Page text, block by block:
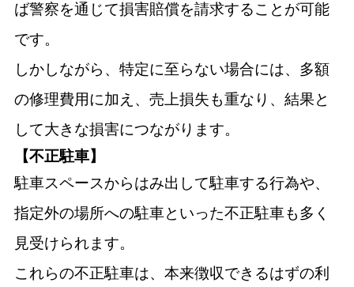
ば警察を通じて損害賠償を請求することが可能
です。
しかしながら、特定に至らない場合には、多額
の修理費用に加え、売上損失も重なり、結果と
して大きな損害につながります。
【不正駐車】
駐車スペースからはみ出して駐車する行為や、
指定外の場所への駐車といった不正駐車も多く
見受けられます。
これらの不正駐車は、本来徴収できるはずの利